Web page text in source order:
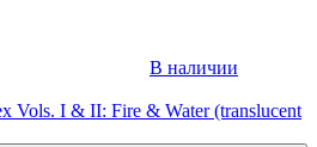
В наличии
Vols. I & II: Fire & Water (translucent